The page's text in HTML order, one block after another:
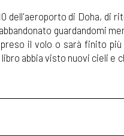
dell'aeroporto di Doha, di
guardandomi
il volo o sarà finito
abbia visto nuovi cieli e